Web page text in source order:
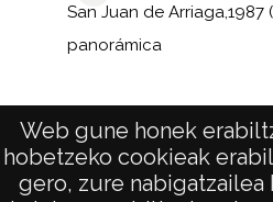
Web gune honek
hobetzeko cookieak
gero, zure nabigatzailea
San Juan de Arriaga,1987
panorámica
de 44
páginas